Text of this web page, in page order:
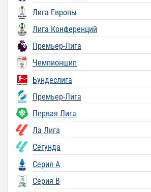
Лига Европы
Лига Конференций
Премьер-Лига
Чемпионшип
Бундеслига
Премьер-Лига
Первая Лига
Ла Лига
Сегунда
Серия A
Серия B